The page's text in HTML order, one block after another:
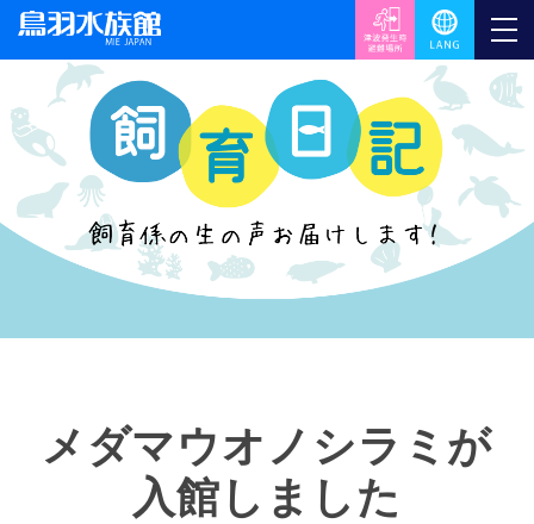
メダマウオノシラミが
入館しました